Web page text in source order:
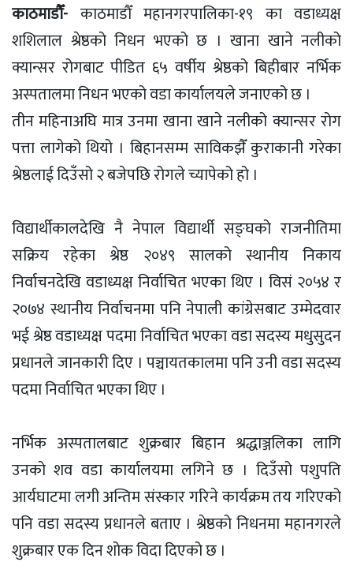
काठमाडौँ- काठमाडौँ महानगरपालिका-१९ का वडाध्यक्ष
शशिलाल श्रेष्ठको निधन भएको छ । खाना खाने नलीको
क्यान्सर रोगबाट पीडित ६५ वर्षीय श्रेष्ठको बिहीबार नर्भिक
अस्पतालमा निधन भएको वडा कार्यालयले जनाएको छ ।
तीन महिनाअघि मात्र उनमा खाना खाने नलीको क्यान्सर रोग
पत्ता लागेको थियो । बिहानसम्म साविकझैँ कुराकानी गरेका
श्रेष्ठलाई दिउँसो २ बजेपछि रोगले च्यापेको हो ।
विद्यार्थीकालदेखि नै नेपाल विद्यार्थी सङ्घको राजनीतिमा
सक्रिय रहेका श्रेष्ठ २०४९ सालको स्थानीय निकाय
निर्वाचनदेखि वडाध्यक्ष निर्वाचित भएका थिए । विसं २०५४ र
२०७४ स्थानीय निर्वाचनमा पनि नेपाली कांग्रेसबाट उम्मेदवार
भई श्रेष्ठ वडाध्यक्ष पदमा निर्वाचित भएका वडा सदस्य मधुसुदन
प्रधानले जानकारी दिए । पञ्चायतकालमा पनि उनी वडा सदस्य
पदमा निर्वाचित भएका थिए ।
नर्भिक अस्पतालबाट शुक्रबार बिहान श्रद्धाञ्जलिका लागि
उनको शव वडा कार्यालयमा लगिने छ । दिउँसो पशुपति
आर्यघाटमा लगी अन्तिम संस्कार गरिने कार्यक्रम तय गरिएको
पनि वडा सदस्य प्रधानले बताए । श्रेष्ठको निधनमा महानगरले
शुक्रबार एक दिन शोक विदा दिएको छ ।